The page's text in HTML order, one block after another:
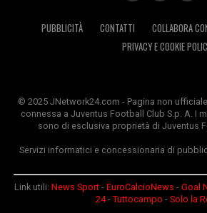
PUBBLICITÀ CONTATTI COLLABORA
PRIVACY E COOKIE
© 2025 JNetwork24.com - Pagina non
connessa a Juventus Football Club S.p. A. I
sono di esclusiva proprietà di Juventus
Servizi informatici e concessionaria di
Link utili: News Sport- EuroCalcioNews - Goal
24- Tuttocampo - Solo la